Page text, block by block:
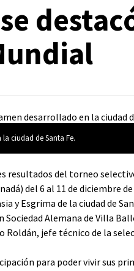
ciudad de Santa Fe.
resultados del torneo
del 6 al 11 de diciembre
y Esgrima de la ciudad de
Alemana de Villa
Roldán, jefe técnico de la
para poder vivir sus